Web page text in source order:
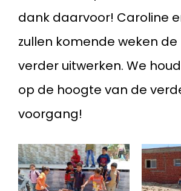
dank daarvoor! Caroline
zullen komende weken
verder uitwerken. We
op de hoogte van de
voorgang!